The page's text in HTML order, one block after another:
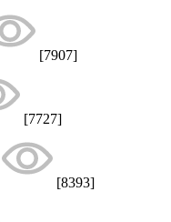
[7907]
[7727]
[8393]